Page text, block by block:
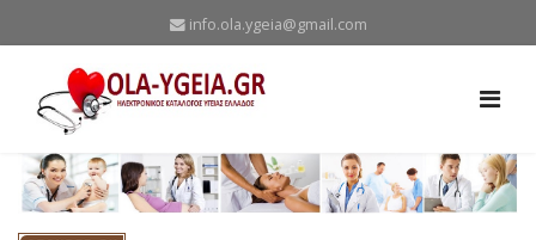
info.ola.ygeia@gmail.com